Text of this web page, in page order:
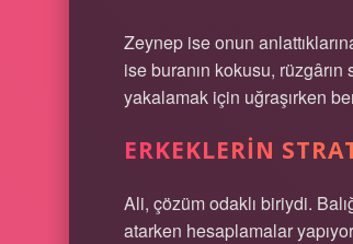
Zeynep ise onun
ise buranın kokusu,
yakalamak için uğraşırken
ERKEKLERIN
Ali, çözüm odaklı biriydi.
atarken hesaplamalar